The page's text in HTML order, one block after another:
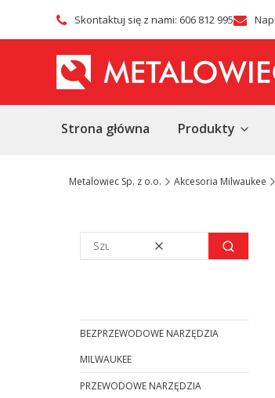
Skontaktuj się z nami: 606 812 995
Strona główna Produkty
Metalowiec Sp. z o.o. Akcesoria Milwaukee
Wyczyść Szukaj
BEZPRZEWODOWE NARZĘDZIA
MILWAUKEE
PRZEWODOWE NARZĘDZIA